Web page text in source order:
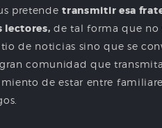
pretendetransmitir esa
lectores, de tal forma que no
de noticias sino que se
comunidad que
de estar entre